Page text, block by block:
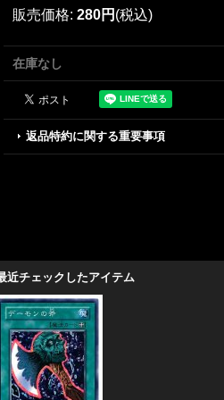
販売価格: 280円 (税込)
在庫なし
返品特約に関する重要事項
近チェックしたアイテム